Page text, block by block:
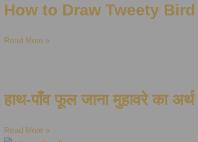
How to Draw Tweety
Read More »
हाथ-पाँव फूल जाना मुहावरे का
Read More »